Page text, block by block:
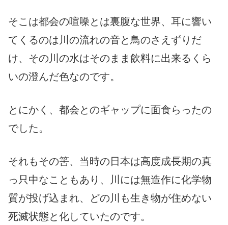
そこは都会の喧噪とは裏腹な世界、耳に響い
てくるのは川の流れの音と鳥のさえずりだ
け、その川の水はそのまま飲料に出来るくら
いの澄んだ色なのです。
とにかく、都会とのギャップに面食らったの
でした。
それもその筈、当時の日本は高度成長期の真
っ只中なこともあり、川には無造作に化学物
質が投げ込まれ、どの川も生き物が住めない
死滅状態と化していたのです。